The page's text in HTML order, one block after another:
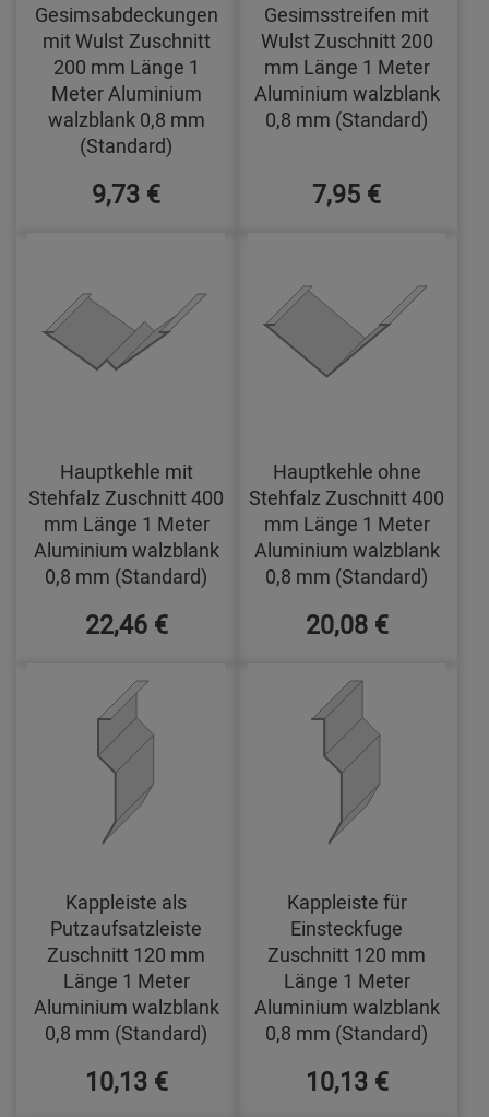
Gesimsabdeckungen
mit Wulst Zuschnitt
200 mm Länge 1
Meter Aluminium
walzblank 0,8 mm
(Standard)
9,73 €
Gesimsstreifen mit
Wulst Zuschnitt 200
mm Länge 1 Meter
Aluminium walzblank
0,8 mm (Standard)
7,95 €
Hauptkehle mit
Stehfalz Zuschnitt 400
mm Länge 1 Meter
Aluminium walzblank
0,8 mm (Standard)
22,46 €
Hauptkehle ohne
Stehfalz Zuschnitt 400
mm Länge 1 Meter
Aluminium walzblank
0,8 mm (Standard)
20,08 €
Kappleiste als
Putzaufsatzleiste
Zuschnitt 120 mm
Länge 1 Meter
Aluminium walzblank
0,8 mm (Standard)
10,13 €
Kappleiste für
Einsteckfuge
Zuschnitt 120 mm
Länge 1 Meter
Aluminium walzblank
0,8 mm (Standard)
10,13 €